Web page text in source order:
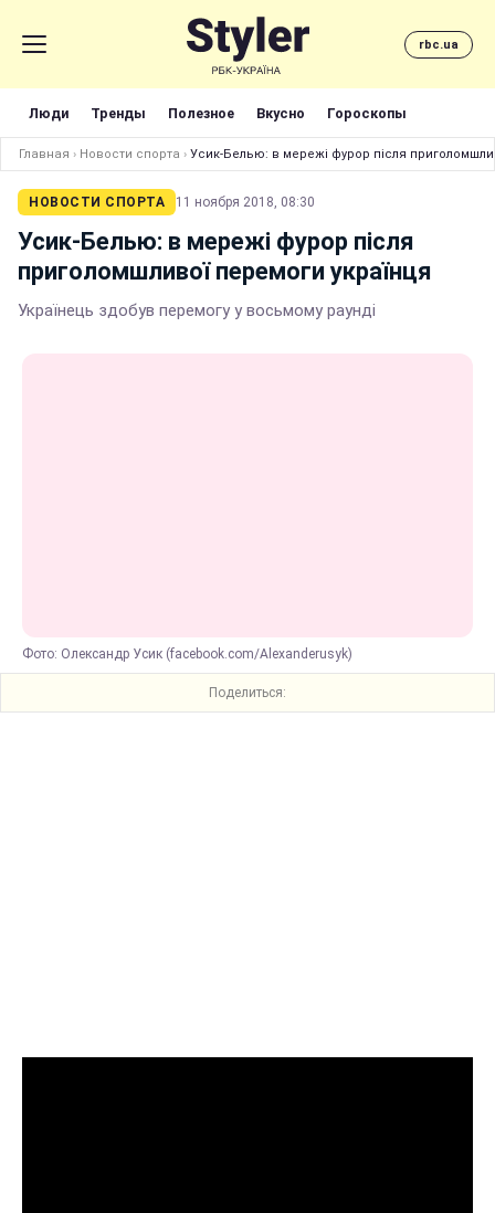
rbc.ua
Люди Тренды Полезное Вкусно Гороскопы
Главная › Новости спорта › Усик-Белью: в мережі фурор після
НОВОСТИ СПОРТА 11 ноября 2018, 08:30
Усик-Белью: в мережі фурор після
приголомшливої перемоги українця
Українець здобув перемогу у восьмому раунді
Фото: Олександр Усик (facebook.com/Alexanderusyk)
Поделиться: